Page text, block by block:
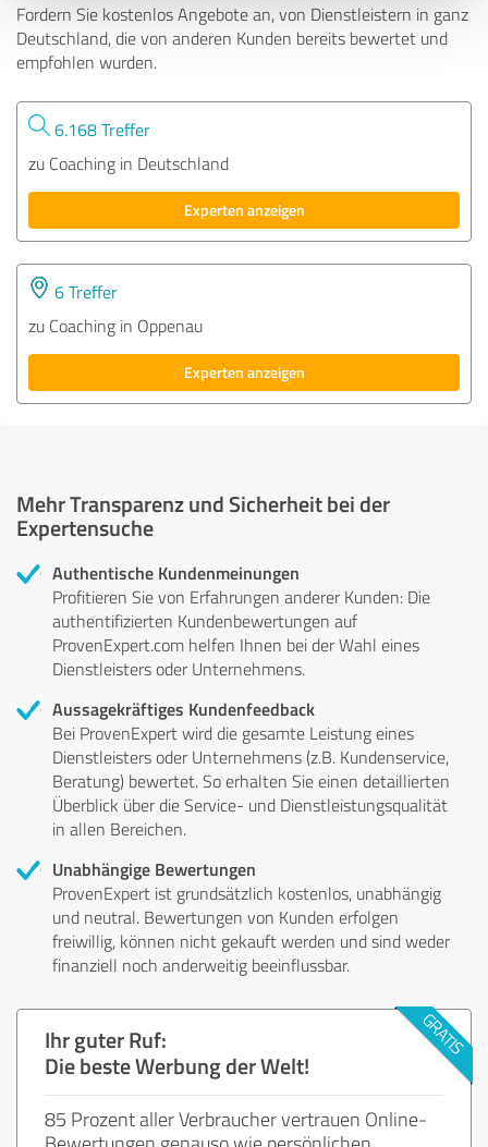
Fordern Sie kostenlos Angebote an, von Dienstleistern in ganz
Deutschland, die von anderen Kunden bereits bewertet und
empfohlen wurden.
6.168 Treffer
zu Coaching in Deutschland
Experten anzeigen
6 Treffer
zu Coaching in Oppenau
Experten anzeigen
Mehr Transparenz und Sicherheit bei der
Expertensuche
Authentische Kundenmeinungen
Profitieren Sie von Erfahrungen anderer Kunden: Die
authentifizierten Kundenbewertungen auf
ProvenExpert.com helfen Ihnen bei der Wahl eines
Dienstleisters oder Unternehmens.
Aussagekräftiges Kundenfeedback
Bei ProvenExpert wird die gesamte Leistung eines
Dienstleisters oder Unternehmens (z.B. Kundenservice,
Beratung) bewertet. So erhalten Sie einen detaillierten
Überblick über die Service- und Dienstleistungsqualität
in allen Bereichen.
Unabhängige Bewertungen
ProvenExpert ist grundsätzlich kostenlos, unabhängig
und neutral. Bewertungen von Kunden erfolgen
freiwillig, können nicht gekauft werden und sind weder
finanziell noch anderweitig beeinflussbar.
Ihr guter Ruf:
Die beste Werbung der Welt!
85 Prozent aller Verbraucher vertrauen Online-